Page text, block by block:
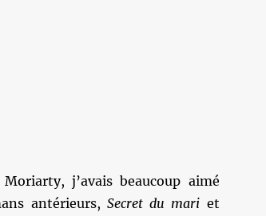
j’avais beaucoup aimé
antérieurs, Secret du mari et